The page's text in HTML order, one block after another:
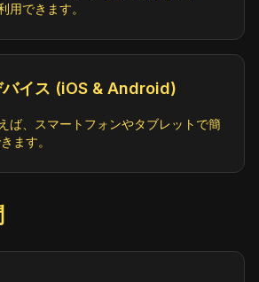
用できます。
バイス (iOS & Android)
ば、スマートフォンやタブレットで簡
ます。